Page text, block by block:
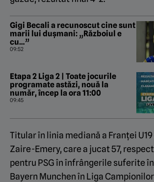
Gigi Becali a recunoscut cine sunt
marii lui dușmani: „Războiul e
cu…”
09:52
Etapa 2 Liga 2 | Toate jocurile
programate astăzi, nouă la
număr, încep la ora 11:00
09:45
Titular în linia mediană a Franței
Zaire-Emery, care a jucat 57,
pentru PSG în înfrângerile suferite
Bayern Munchen în Liga